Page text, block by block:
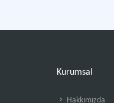
Kurumsal
Hakkımızda